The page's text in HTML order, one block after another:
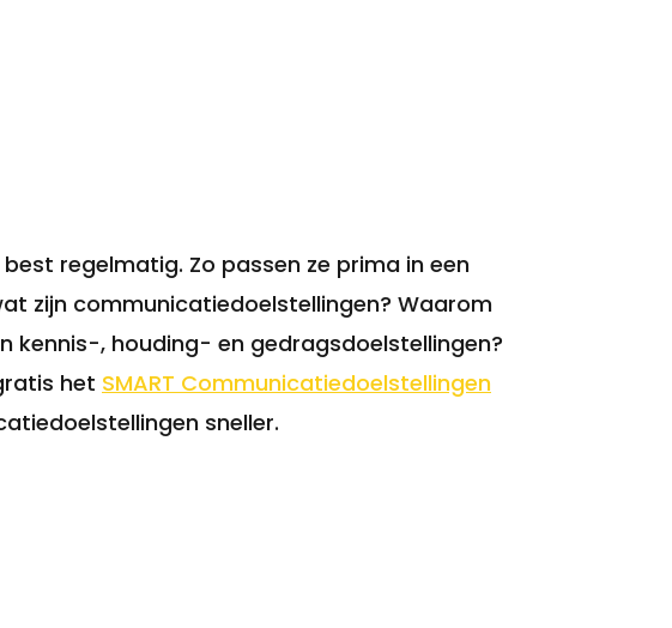
regelmatig. Zo passen ze prima in een
zijn communicatiedoelstellingen? Waarom
kennis-, houding- en gedragsdoelstellingen?
het SMART Communicatiedoelstellingen
sneller.